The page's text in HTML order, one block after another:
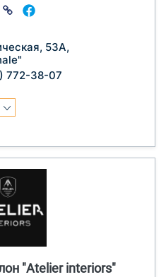
53А,
772-38-07
"Atelier interiors"